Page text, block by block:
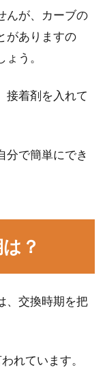
んが、カーブの
がありますの
う。
接着剤を入れて
分で簡単にでき
？
、交換時期を把
れています。